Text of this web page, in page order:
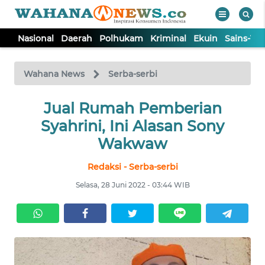
Nasional Daerah Polhukam Kriminal Ekuin Sains-
Wahana News Serba-serbi
Jual Rumah Pemberian
Syahrini, Ini Alasan Sony
Wakwaw
Redaksi - Serba-serbi
Selasa, 28 Juni 2022 - 03:44 WIB
TV
Tutup
NASIONAL
KRIMINAL
EKUIN